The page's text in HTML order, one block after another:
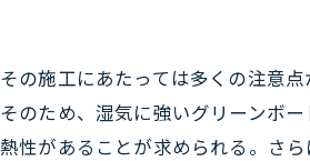
施工にあたっては多くの注意
ため、湿気に強いグリーンボ
性があることが求められる。さ